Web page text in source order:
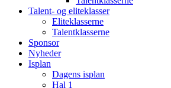
Talent- og eliteklasser
Eliteklasserne
Talentklasserne
Sponsor
Nyheder
Isplan
Dagens isplan
Hal 1